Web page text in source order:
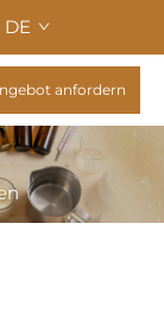
DE
anfordern